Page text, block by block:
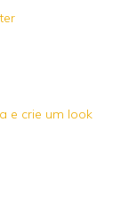
e crie um look